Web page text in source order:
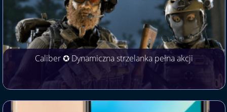
Caliber ✪ Dynamiczna strzelanka pełna akcji